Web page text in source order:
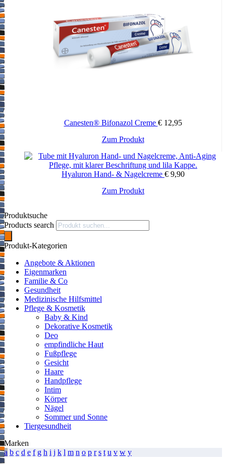
Canesten® Bifonazol Creme €12,95
Zum Produkt
Hyaluron Hand- & Nagelcreme € 9,90
Zum Produkt
Produktsuche
Products search
Produkt-Kategorien
Angebote & Aktionen
Eigenmarken
Familie & Co
Gesundheit
Medizinische Hilfsmittel
Pflege & Kosmetik
Baby & Kind
Dekorative Kosmetik
Deo
empfindliche Haut
Fußpflege
Gesicht
Haare
Handpflege
Intim
Körper
Nägel
Sommer und Sonne
Tiergesundheit
Marken
a b c d e f g h i j k l m n o p r s t u v w y